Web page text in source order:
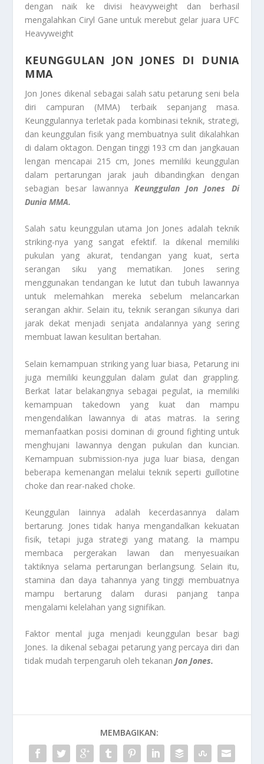
dengan naik ke divisi heavyweight dan berhasil
mengalahkan Ciryl Gane untuk merebut gelar juara UFC
Heavyweight
KEUNGGULAN JON JONES DI DUNIA
MMA
Jon Jones dikenal sebagai salah satu petarung seni bela
diri campuran (MMA) terbaik sepanjang masa.
Keunggulannya terletak pada kombinasi teknik, strategi,
dan keunggulan fisik yang membuatnya sulit dikalahkan
di dalam oktagon. Dengan tinggi 193 cm dan jangkauan
lengan mencapai 215 cm, Jones memiliki keunggulan
dalam pertarungan jarak jauh dibandingkan dengan
sebagian besar lawannya Keunggulan Jon Jones Di
Dunia MMA.
Salah satu keunggulan utama Jon Jones adalah teknik
striking-nya yang sangat efektif. Ia dikenal memiliki
pukulan yang akurat, tendangan yang kuat, serta
serangan siku yang mematikan. Jones sering
menggunakan tendangan ke lutut dan tubuh lawannya
untuk melemahkan mereka sebelum melancarkan
serangan akhir. Selain itu, teknik serangan sikunya dari
jarak dekat menjadi senjata andalannya yang sering
membuat lawan kesulitan bertahan.
Selain kemampuan striking yang luar biasa, Petarung ini
juga memiliki keunggulan dalam gulat dan grappling.
Berkat latar belakangnya sebagai pegulat, ia memiliki
kemampuan takedown yang kuat dan mampu
mengendalikan lawannya di atas matras. Ia sering
memanfaatkan posisi dominan di ground fighting untuk
menghujani lawannya dengan pukulan dan kuncian.
Kemampuan submission-nya juga luar biasa, dengan
beberapa kemenangan melalui teknik seperti guillotine
choke dan rear-naked choke.
Keunggulan lainnya adalah kecerdasannya dalam
bertarung. Jones tidak hanya mengandalkan kekuatan
fisik, tetapi juga strategi yang matang. Ia mampu
membaca pergerakan lawan dan menyesuaikan
taktiknya selama pertarungan berlangsung. Selain itu,
stamina dan daya tahannya yang tinggi membuatnya
mampu bertarung dalam durasi panjang tanpa
mengalami kelelahan yang signifikan.
Faktor mental juga menjadi keunggulan besar bagi
Jones. Ia dikenal sebagai petarung yang percaya diri dan
tidak mudah terpengaruh oleh tekanan Jon Jones.
MEMBAGIKAN: